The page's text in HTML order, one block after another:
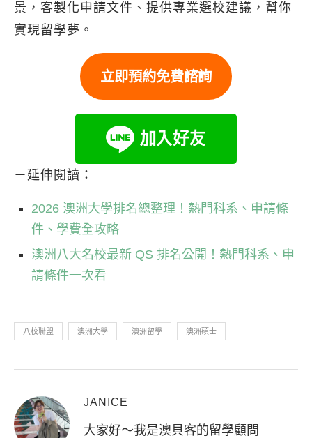
景，客製化申請文件、提供專業選校建議，幫你
實現留學夢。
立即預約免費諮詢
－延伸閱讀：
2026 澳洲大學排名總整理！熱門科系、申請條
件、學費全攻略
澳洲八大名校最新 QS 排名公開！熱門科系、申
請條件一次看
八校聯盟 澳洲大學 澳洲留學 澳洲碩士
JANICE
大家好～我是澳貝客的留學顧問